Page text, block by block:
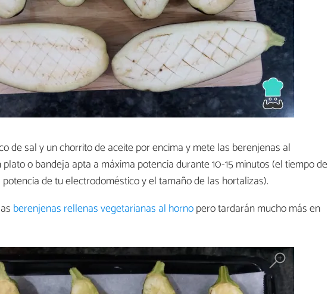
de sal y un chorrito de aceite por encima y mete las berenjenas al
o bandeja apta a máxima potencia durante 10-15 minutos (el tiempo de
de tu electrodoméstico y el tamaño de las hortalizas).
berenjenas rellenas vegetarianas al hornopero tardarán mucho más en